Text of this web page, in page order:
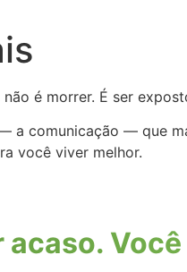
é morrer. É ser
a comunicação — que
você viver melhor.
acaso.